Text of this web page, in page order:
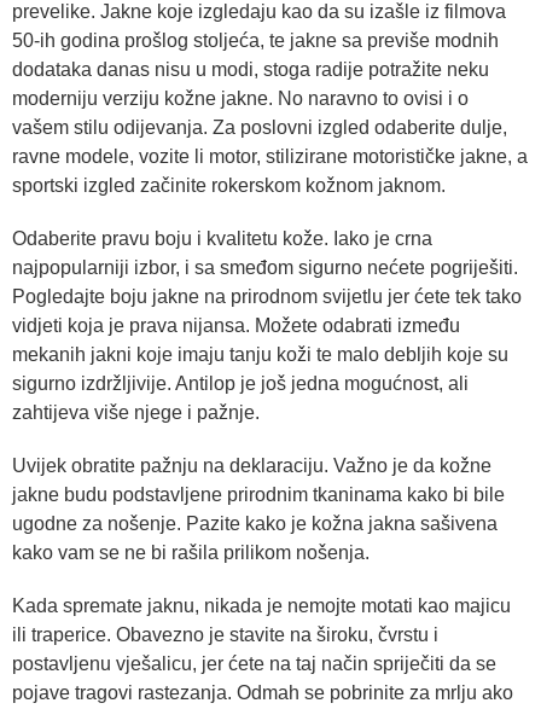
prevelike. Jakne koje izgledaju kao da su izašle iz filmova
50-ih godina prošlog stoljeća, te jakne sa previše modnih
dodataka danas nisu u modi, stoga radije potražite neku
moderniju verziju kožne jakne. No naravno to ovisi i o
vašem stilu odijevanja. Za poslovni izgled odaberite dulje,
ravne modele, vozite li motor, stilizirane motorističke jakne, a
sportski izgled začinite rokerskom kožnom jaknom.
Odaberite pravu boju i kvalitetu kože. Iako je crna
najpopularniji izbor, i sa smeđom sigurno nećete pogriješiti.
Pogledajte boju jakne na prirodnom svijetlu jer ćete tek tako
vidjeti koja je prava nijansa. Možete odabrati između
mekanih jakni koje imaju tanju koži te malo debljih koje su
sigurno izdržljivije. Antilop je još jedna mogućnost, ali
zahtijeva više njege i pažnje.
Uvijek obratite pažnju na deklaraciju. Važno je da kožne
jakne budu podstavljene prirodnim tkaninama kako bi bile
ugodne za nošenje. Pazite kako je kožna jakna sašivena
kako vam se ne bi rašila prilikom nošenja.
Kada spremate jaknu, nikada je nemojte motati kao majicu
ili traperice. Obavezno je stavite na široku, čvrstu i
postavljenu vješalicu, jer ćete na taj način spriječiti da se
pojave tragovi rastezanja. Odmah se pobrinite za mrlju ako